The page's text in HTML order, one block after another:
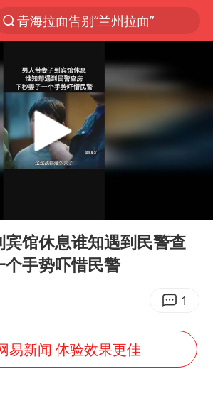
青海拉面告别“兰州拉面”
台风白海豚进入48小时警戒线
看守所辅警收受10万获刑1年
泰国一女公务员妆容引争议 本人回应
U17国足1分钟轰2球
外交部发言人就广岛核爆81周年等答记者问
宾馆休息谁知遇到民警查
手势吓惜民警
1
易新闻 体验效果更佳